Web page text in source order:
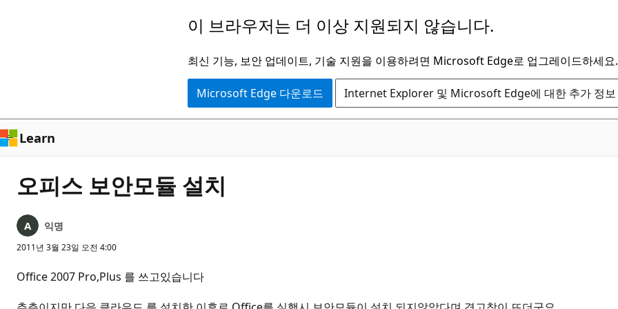
로
건
너
기
이 브라우저는 더 이상 지원되지 않습니다.
최신 기능, 보안 업데이트, 기술 지원을 이용하려면 Microsoft Edge로 업그레이드하세요.
Microsoft Edge 다운로드 Internet Explorer 및 Microsoft Edge에 대한 추가 정보
Learn
오피스 보안모듈 설치
익명
2011년 3월 23일 오전 4:00
Office 2007 Pro,Plus 를 쓰고있습니다